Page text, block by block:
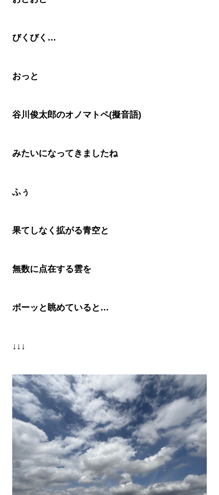
びくびく…
おっと
谷川俊太郎のオノマトペ(擬音語)
みたいになってきましたね
ふぅ
果てしなく拡がる青空と
無数に点在する雲を
ボーッと眺めていると…
↓↓↓